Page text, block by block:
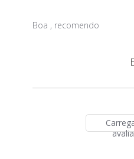
Boa , recomendo
read more about